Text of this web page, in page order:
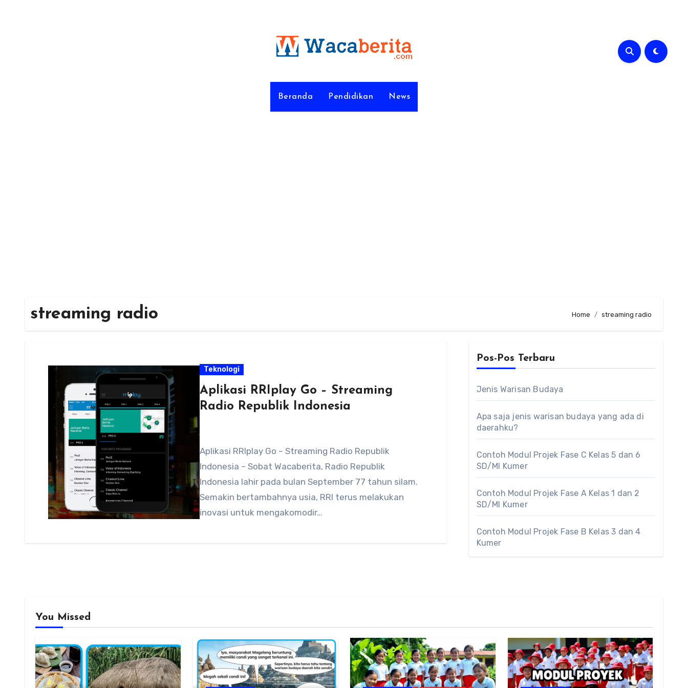
Beranda Pendidikan News
streaming radio Home streaming radio
Teknologi
Aplikasi RRIplay Go – Streaming
Radio Republik Indonesia
Aplikasi RRIplay Go – Streaming Radio Republik
Indonesia – Sobat Wacaberita, Radio Republik
Indonesia lahir pada bulan September 77 tahun silam.
Semakin bertambahnya usia, RRI terus melakukan
inovasi untuk mengakomodir…
Pos-Pos Terbaru
Jenis Warisan Budaya
Apa saja jenis warisan budaya yang ada di
daerahku?
Contoh Modul Projek Fase C Kelas 5 dan 6
SD/MI Kumer
Contoh Modul Projek Fase A Kelas 1 dan 2
SD/MI Kumer
Contoh Modul Projek Fase B Kelas 3 dan 4
Kumer
You Missed